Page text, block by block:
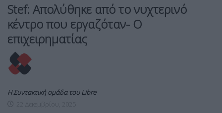
Stef: Απολύθηκε από το νυχτερινό
κέντρο που εργαζόταν- Ο
επιχειρηματίας
Η Συντακτική ομάδα του Libre